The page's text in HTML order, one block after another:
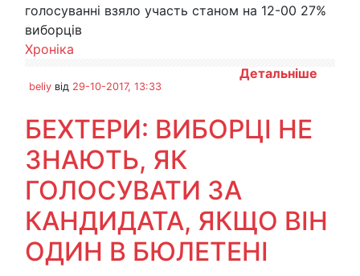
голосуванні взяло участь станом на 12-00 27%
виборців
Хроніка
Детальніше
beliy від 29-10-2017, 13:33
БЕХТЕРИ: ВИБОРЦІ НЕ
ЗНАЮТЬ, ЯК
ГОЛОСУВАТИ ЗА
КАНДИДАТА, ЯКЩО ВІН
ОДИН В БЮЛЕТЕНІ